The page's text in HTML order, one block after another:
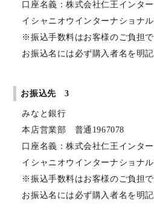
口座名義：株式会社仁王インタ
イシャニオウインターナショナ
※振込手数料はお客様のご負担で
お振込名には必ず購入者名を明記
お振込先 3
みなと銀行
本店営業部 普通1967078
口座名義：株式会社仁王インタ
イシャニオウインターナショナ
※振込手数料はお客様のご負担で
お振込名には必ず購入者名を明記